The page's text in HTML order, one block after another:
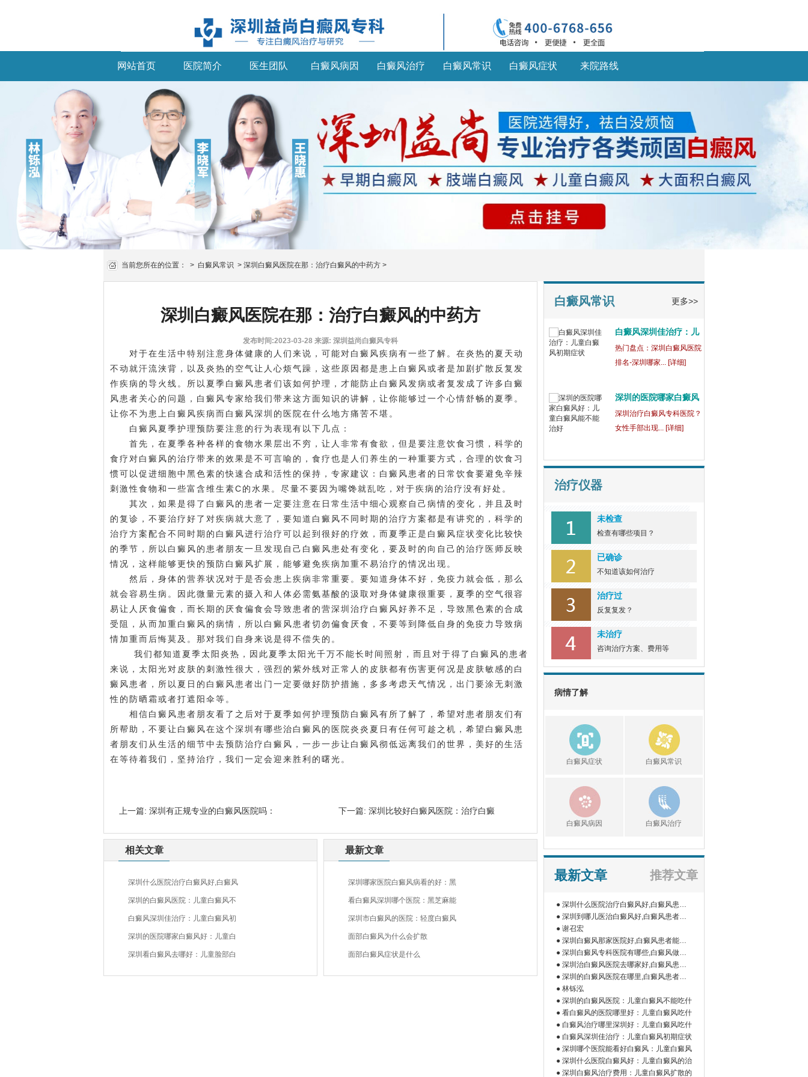
网站首页 医院简介 医生团队 白癜风病因 白癜风治疗 白癜风常识 白癜风症状 来院路线
当前您所在的位置： > 白癜风常识 > 深圳白癜风医院在那：治疗白癜风的中药方 >
深圳白癜风医院在那：治疗白癜风的中药方
发布时间:2023-03-28 来源: 深圳益尚白癜风专科
对于在生活中特别注意身体健康的人们来说，可能对白癜风疾病有一些了解。在炎热的夏天动
不动就汗流浃背，以及炎热的空气让人心烦气躁，这些原因都是患上白癜风或者是加剧扩散反复发
作疾病的导火线。所以夏季白癜风患者们该如何护理，才能防止白癜风发病或者复发成了许多白癜
风患者关心的问题，白癜风专家给我们带来这方面知识的讲解，让你能够过一个心情舒畅的夏季。
让你不为患上白癜风疾病而白癜风深圳的医院在什么地方痛苦不堪。
白癜风夏季护理预防要注意的行为表现有以下几点：
首先，在夏季各种各样的食物水果层出不穷，让人非常有食欲，但是要注意饮食习惯，科学的
食疗对白癜风的治疗带来的效果是不可言喻的，食疗也是人们养生的一种重要方式，合理的饮食习
惯可以促进细胞中黑色素的快速合成和活性的保持，专家建议：白癜风患者的日常饮食要避免辛辣
刺激性食物和一些富含维生素C的水果。尽量不要因为嘴馋就乱吃，对于疾病的治疗没有好处。
其次，如果是得了白癜风的患者一定要注意在日常生活中细心观察自己病情的变化，并且及时
的复诊，不要治疗好了对疾病就大意了，要知道白癜风不同时期的治疗方案都是有讲究的，科学的
治疗方案配合不同时期的白癜风进行治疗可以起到很好的疗效，而夏季正是白癜风症状变化比较快
的季节，所以白癜风的患者朋友一旦发现自己白癜风患处有变化，要及时的向自己的治疗医师反映
情况，这样能够更快的预防白癜风扩展，能够避免疾病加重不易治疗的情况出现。
然后，身体的营养状况对于是否会患上疾病非常重要。要知道身体不好，免疫力就会低，那么
就会容易生病。因此微量元素的摄入和人体必需氨基酸的汲取对身体健康很重要，夏季的空气很容
易让人厌食偏食，而长期的厌食偏食会导致患者的营深圳治疗白癜风好养不足，导致黑色素的合成
受阻，从而加重白癜风的病情，所以白癜风患者切勿偏食厌食，不要等到降低自身的免疫力导致病
情加重而后悔莫及。那对我们自身来说是得不偿失的。
我们都知道夏季太阳炎热，因此夏季太阳光千万不能长时间照射，而且对于得了白癜风的患者
来说，太阳光对皮肤的刺激性很大，强烈的紫外线对正常人的皮肤都有伤害更何况是皮肤敏感的白
癜风患者，所以夏日的白癜风患者出门一定要做好防护措施，多多考虑天气情况，出门要涂无刺激
性的防晒霜或者打遮阳伞等。
相信白癜风患者朋友看了之后对于夏季如何护理预防白癜风有所了解了，希望对患者朋友们有
所帮助，不要让白癜风在这个深圳有哪些治白癜风的医院炎炎夏日有任何可趁之机，希望白癜风患
者朋友们从生活的细节中去预防治疗白癜风，一步一步让白癜风彻低远离我们的世界，美好的生活
在等待着我们，坚持治疗，我们一定会迎来胜利的曙光。
上一篇: 深圳有正规专业的白癜风医院吗： 下一篇: 深圳比较好白癜风医院：治疗白癜
相关文章
深圳什么医院治疗白癜风好,白癜风
深圳的白癜风医院：儿童白癜风不
白癜风深圳佳治疗：儿童白癜风初
深圳的医院哪家白癜风好：儿童白
深圳看白癜风去哪好：儿童脸部白
最新文章
深圳哪家医院白癜风病看的好：黑
看白癜风深圳哪个医院：黑芝麻能
深圳市白癜风的医院：轻度白癜风
面部白癜风为什么会扩散
面部白癜风症状是什么
白癜风常识 更多>>
深圳的白癜风医院：儿
【健康指南】深圳中医白癜
白癜风深圳佳治疗：儿
童
热门盘点：深圳白癜风医院
深圳的医院哪家白癜风
好
深圳治疗白癜风专科医院？
治疗仪器
未检查
检查有哪些项目？
已确诊
不知道该如何治疗
治疗过
反复复发？
未治疗
咨询治疗方案、费用等
病情了解
白癜风症状 白癜风常识
白癜风病因 白癜风治疗
最新文章 推荐文章
● 深圳什么医院治疗白癜风好,白癜风患者
如
● 深圳到哪儿医治白癜风好,白癜风患者为
什● 谢召宏
● 深圳白癜风那家医院好,白癜风患者能吃
橘
● 深圳白癜风专科医院有哪些,白癜风做伍
德
● 深圳治白癜风医院去哪家好,白癜风患者
为
● 深圳的白癜风医院在哪里,白癜风患者做
微● 林铄泓
● 深圳的白癜风医院：儿童白癜风不能吃什
● 看白癜风的医院哪里好：儿童白癜风吃什
● 白癜风治疗哪里深圳好：儿童白癜风吃什
● 白癜风深圳佳治疗：儿童白癜风初期症状
● 深圳哪个医院能看好白癜风：儿童白癜风
● 深圳什么医院白癜风好：儿童白癜风的治
● 深圳白癜风治疗费用：儿童白癜风扩散的